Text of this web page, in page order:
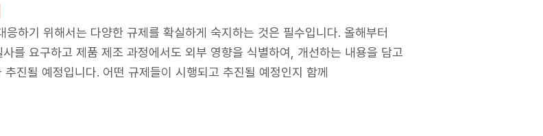
하기 위해서는 다양한 규제를 확실하게 숙지하는 것은 필수입니다. 올해부터
를 요구하고 제품 제조 과정에서도 외부 영향을 식별하여, 개선하는 내용을 담고
진될 예정입니다. 어떤 규제들이 시행되고 추진될 예정인지 함께